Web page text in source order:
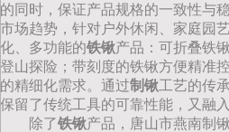
的同时，保证产品规格的一致性与
市场趋势，针对户外休闲、家庭园
化、多功能的铁锹产品：可折叠铁
登山探险；带刻度的铁锹方便精准
的精细化需求。通过制锹工艺的传
保留了传统工具的可靠性能，又融
除了铁锹产品，唐山市燕南制